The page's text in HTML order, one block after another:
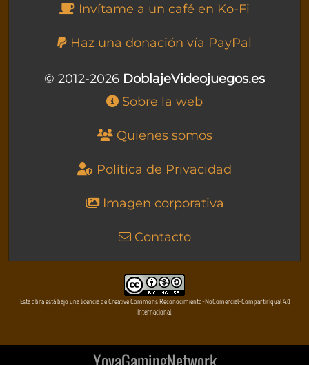
Invítame a un café en Ko-Fi
Haz una donación vía PayPal
© 2012-2026 DoblajeVideojuegos.es
Sobre la web
Quienes somos
Política de Privacidad
Imagen corporativa
Contacto
Esta obra está bajo una licencia de Creative Commons Reconocimiento-NoComercial-CompartirIgual 4.0
Internacional